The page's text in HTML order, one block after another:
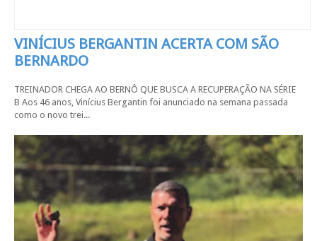
VINÍCIUS BERGANTIN ACERTA COM SÃO
BERNARDO
TREINADOR CHEGA AO BERNÔ QUE BUSCA A RECUPERAÇÃO NA SÉRIE
B Aos 46 anos, Vinícius Bergantin foi anunciado na semana passada
como o novo trei...